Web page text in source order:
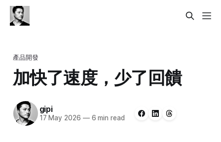
產品開發
加快了速度，少了回饋
gipi
17 May 2026 —6 min read